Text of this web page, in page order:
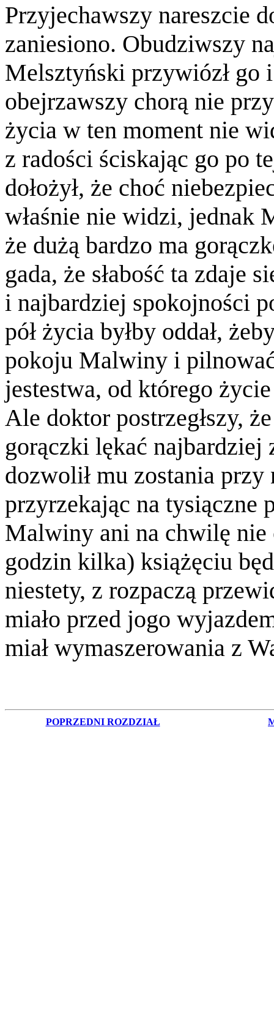
Przyjechawszy nareszcie
zaniesiono. Obudziwszy
Melsztyński przywiózł go
obejrzawszy chorą nie
życia w ten moment nie
z radości ściskając go po
dołożył, że choć
właśnie nie widzi, jednak
że dużą bardzo ma
gada, że słabość ta zdaje
i najbardziej spokojności
pół życia byłby oddał,
pokoju Malwiny i
jestestwa, od którego
Ale doktor postrzegłszy,
gorączki lękać najbardziej
dozwolił mu zostania
przyrzekając na tysiączne
Malwiny ani na chwilę nie
godzin kilka) książęciu
niestety, z rozpaczą
miało przed jogo
miał wymaszerowania z
POPRZEDNI ROZDZIAŁ